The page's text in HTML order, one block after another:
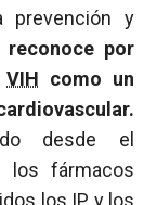
prevención y
reconoce por
VIH como un
desde el
fármacos
los IP y los